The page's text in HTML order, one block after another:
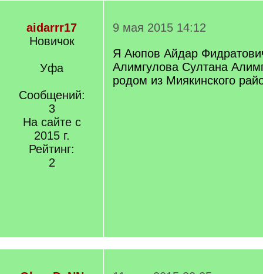
aidarrr17
Новичок
Уфа
Сообщений:
3
На сайте с
2015 г.
Рейтинг:
2
9 мая 2015 14:12
Я Аюпов Айдар
Алимгулова Султана
родом из Миякинского